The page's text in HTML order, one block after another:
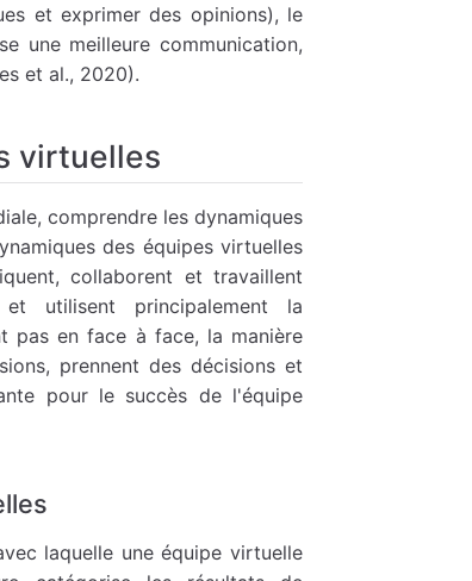
et exprimer des opinions), le
une meilleure communication,
et al., 2020).
virtuelles
comprendre les dynamiques
des équipes virtuelles
collaborent et travaillent
et utilisent principalement la
pas en face à face, la manière
prennent des décisions et
pour le succès de l'équipe
laquelle une équipe virtuelle